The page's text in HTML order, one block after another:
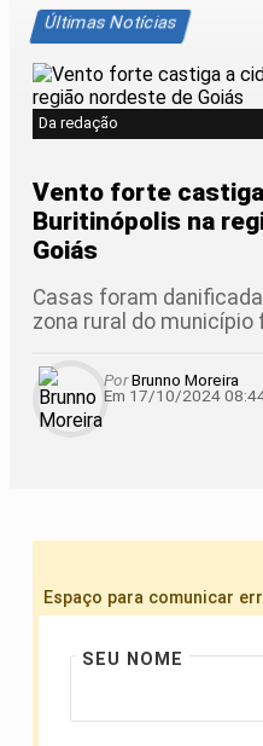
Últimas Notícias
Da redação
Vento forte
Buritinópolis na
Goiás
Casas foram
zona rural do
PorBrunno Moreira
Em 17/10/2024
Espaço para comunicar
SEU NOME